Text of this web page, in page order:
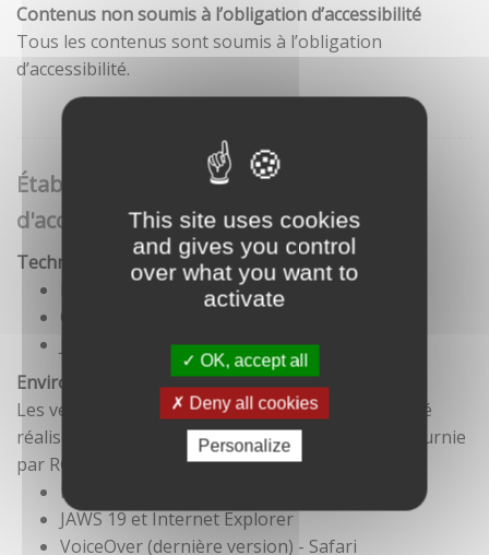
This site uses cookies
and gives you control
over what you want to
activate
OK, accept all
Deny all cookies
Personalize
Contenus non soumis à l’obligation d’accessibilité
Tous les contenus sont soumis à l’obligation
d’accessibilité.
Établissement de cette déclaration
d'accessibilité
Technologies utilisées pour la réalisation du site
CSS
Environnement de test
Les vérifications de restitution de contenus ont été
réalisées conformément à la base de référence fournie
par RGAA 3.
Firefox et NVDA
JAWS 19 et Internet Explorer
VoiceOver (dernière version) - Safari